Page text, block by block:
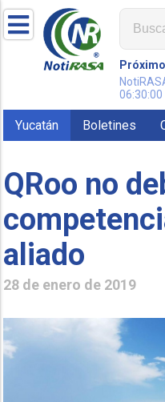
06:30:00
Yucatán Boletines
QRoo no
aliado
28 de enero de 2019